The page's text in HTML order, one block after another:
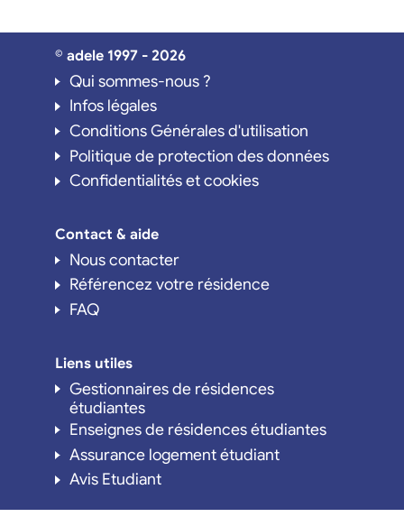
© adele 1997 - 2026
Qui sommes-nous ?
Infos légales
Conditions Générales d'utilisation
Politique de protection des données
Confidentialités et cookies
Contact & aide
Nous contacter
Référencez votre résidence
FAQ
Liens utiles
Gestionnaires de résidences
étudiantes
Enseignes de résidences étudiantes
Assurance logement étudiant
Avis Etudiant